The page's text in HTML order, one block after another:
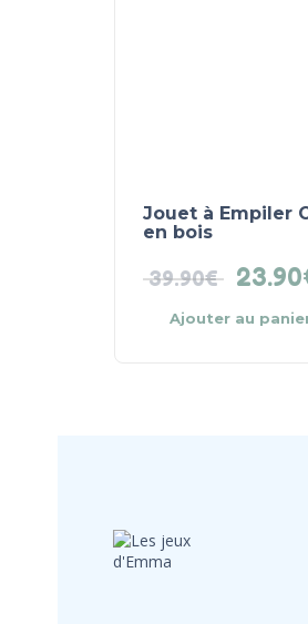
Jouet à Empiler
en bois
39.90€ 23.90
Ajouter au